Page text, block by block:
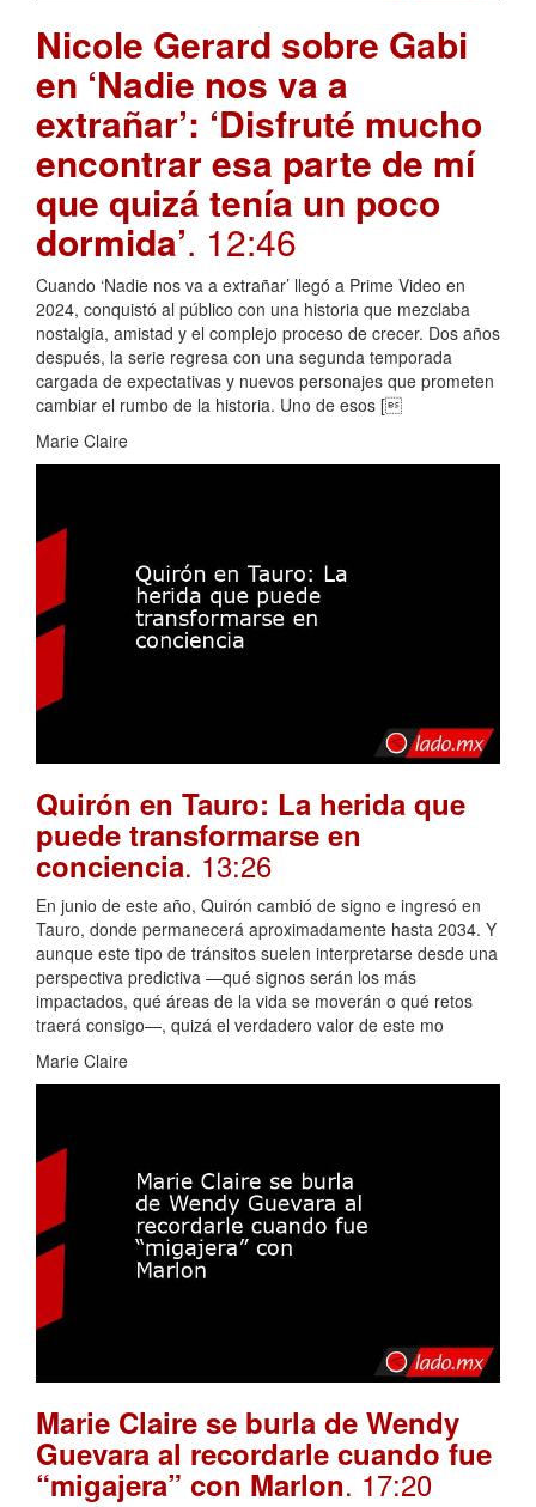
Nicole Gerard sobre Gabi
en ‘Nadie nos va a
extrañar’: ‘Disfruté mucho
encontrar esa parte de mí
que quizá tenía un poco
dormida’. 12:46
Cuando ‘Nadie nos va a extrañar’ llegó a Prime Video en
2024, conquistó al público con una historia que mezclaba
nostalgia, amistad y el complejo proceso de crecer. Dos años
después, la serie regresa con una segunda temporada
cargada de expectativas y nuevos personajes que prometen
cambiar el rumbo de la historia. Uno de esos [
Marie Claire
Quirón en Tauro: La herida que
puede transformarse en
conciencia. 13:26
En junio de este año, Quirón cambió de signo e ingresó en
Tauro, donde permanecerá aproximadamente hasta 2034. Y
aunque este tipo de tránsitos suelen interpretarse desde una
perspectiva predictiva —qué signos serán los más
impactados, qué áreas de la vida se moverán o qué retos
traerá consigo—, quizá el verdadero valor de este mo
Marie Claire
Marie Claire se burla de Wendy
Guevara al recordarle cuando fue
“migajera” con Marlon. 17:20